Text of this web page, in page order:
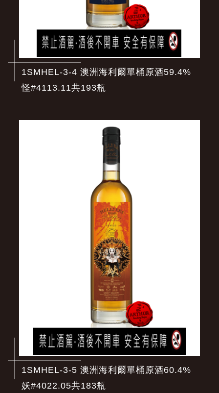
1SMHEL-3-4 澳洲海利爾單桶原酒59.4%
怪#4113.11共193瓶
1SMHEL-3-5 澳洲海利爾單桶原酒60.4%
妖#4022.05共183瓶